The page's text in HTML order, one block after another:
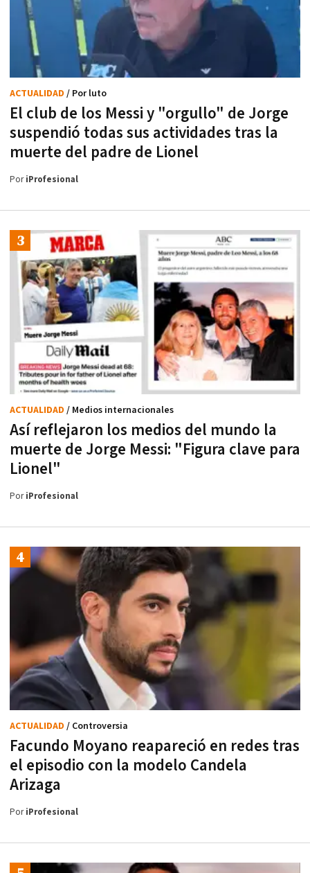
El club de los Messi y "orgullo" de Jorge
suspendió todas sus actividades tras la
muerte del padre de Lionel
ACTUALIDAD / Por luto
PoriProfesional
Así reflejaron los medios del mundo la
muerte de Jorge Messi: "Figura clave para
Lionel"
ACTUALIDAD / Medios internacionales
PoriProfesional
Facundo Moyano reapareció en redes tras
el episodio con la modelo Candela
Arizaga
ACTUALIDAD / Controversia
PoriProfesional